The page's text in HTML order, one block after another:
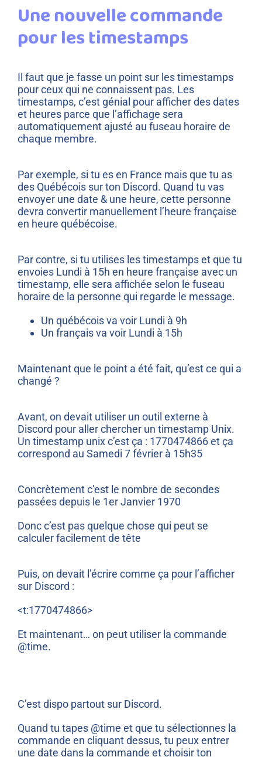
Une nouvelle commande
pour les timestamps
Il faut que je fasse un point sur les timestamps
pour ceux qui ne connaissent pas. Les
timestamps, c’est génial pour afficher des dates
et heures parce que l’affichage sera
automatiquement ajusté au fuseau horaire de
chaque membre.
Par exemple, si tu es en France mais que tu as
des Québécois sur ton Discord. Quand tu vas
envoyer une date & une heure, cette personne
devra convertir manuellement l’heure française
en heure québécoise.
Par contre, si tu utilises les timestamps et que tu
envoies Lundi à 15h en heure française avec un
timestamp, elle sera affichée selon le fuseau
horaire de la personne qui regarde le message.
Un québécois va voir Lundi à 9h
Un français va voir Lundi à 15h
Maintenant que le point a été fait, qu’est ce qui a
changé ?
Avant, on devait utiliser un outil externe à
Discord pour aller chercher un timestamp Unix.
Un timestamp unix c’est ça : 1770474866 et ça
correspond au Samedi 7 février à 15h35
Concrètement c’est le nombre de secondes
passées depuis le 1er Janvier 1970
Donc c’est pas quelque chose qui peut se
calculer facilement de tête
Puis, on devait l’écrire comme ça pour l’afficher
sur Discord :
<t:1770474866>
Et maintenant… on peut utiliser la commande
@time.
C’est dispo partout sur Discord.
Quand tu tapes @time et que tu sélectionnes la
commande en cliquant dessus, tu peux entrer
une date dans la commande et choisir ton